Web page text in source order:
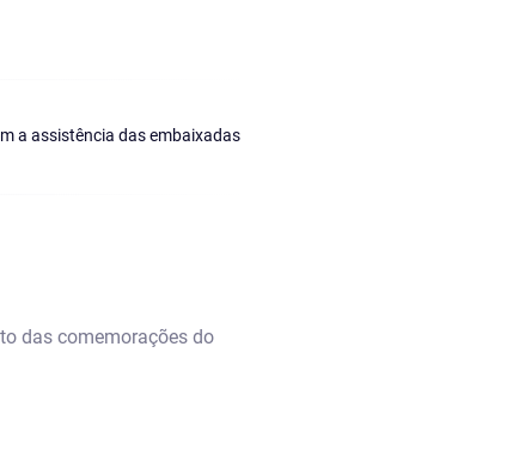
a assistência das embaixadas
das comemorações do